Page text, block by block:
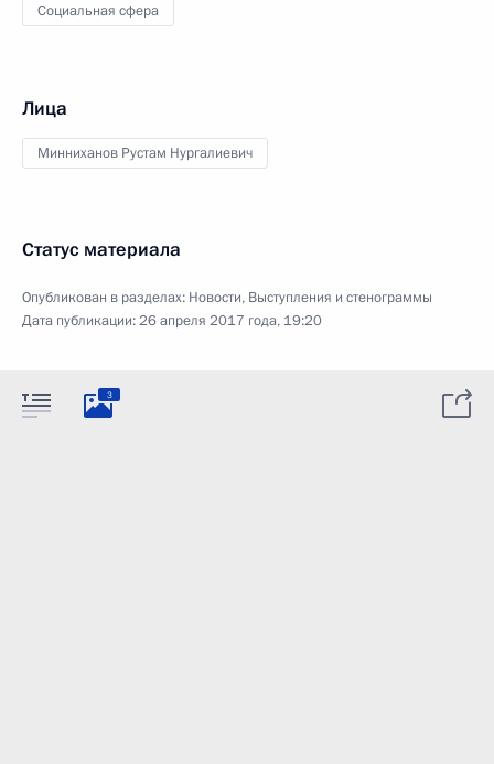
Социальная сфера
Лица
Минниханов Рустам Нургалиевич
Статус материала
Опубликован в разделах: Новости, Выступления и стенограммы
Дата публикации:26 апреля 2017 года, 19:20
3